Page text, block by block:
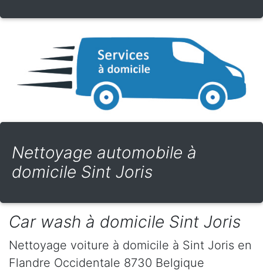
Nettoyage automobile à
domicile Sint Joris
Car wash à domicile Sint Joris
Nettoyage voiture à domicile à Sint Joris en
Flandre Occidentale 8730 Belgique